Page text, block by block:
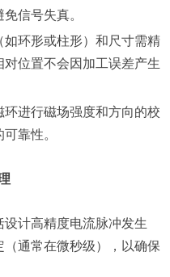
信号失真。
环形或柱形）和尺寸需精
位置不会因加工误差产生
进行磁场强度和方向的校
靠性。
计高精度电流脉冲发生
通常在微秒级），以确保